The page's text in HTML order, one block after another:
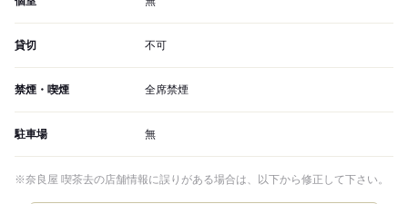
貸切 不可
禁煙・喫煙 全席禁煙
駐車場 無
※奈良屋 喫茶去の店舗情報に誤りがある場合は、以下から修正して下さい。